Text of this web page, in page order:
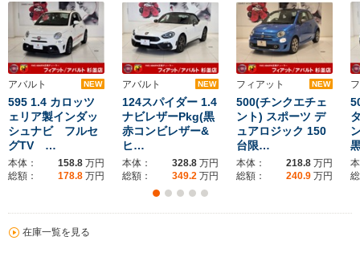
アバルト NEW
595 1.4 カロッツ
ェリア製インダッ
シュナビ フルセ
グTV …
本体： 158.8 万円
総額：
178.8 万円
アバルト NEW
124スパイダー 1.4
ナビレザーPkg(黒
赤コンビレザー&
ヒ…
本体： 328.8 万円
総額：
349.2 万円
フィアット NEW
500(チンクエチェ
ント) スポーツ デ
ュアロジック 150
台限…
本体： 218.8 万円
総額：
240.9 万円
在庫一覧を見る